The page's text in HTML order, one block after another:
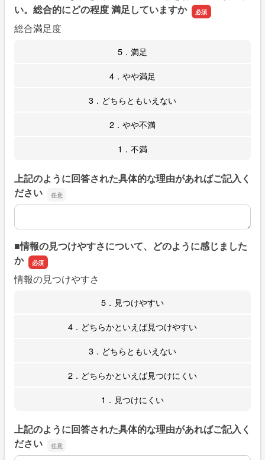
い。総合的にどの程度 満足していますか
総合満足度
5．満足
4．やや満足
3．どちらともいえない
2．やや不満
1．不満
上記のように回答された具体的な理由があればご記入く
ださい
上記のように回答された具体的な理由があればご記入くだ
■情報の見つけやすさについて、どのように感じました
か
情報の見つけやすさ
5．見つけやすい
4．どちらかといえば見つけやすい
3．どちらともいえない
2．どちらかといえば見つけにくい
1．見つけにくい
上記のように回答された具体的な理由があればご記入く
ださい